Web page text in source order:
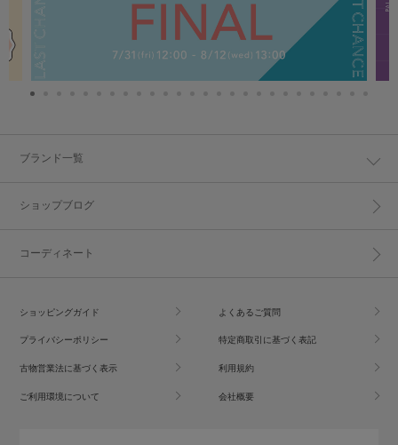
ブランド一覧
ショップブログ
コーディネート
ショッピングガイド よくあるご質問
プライバシーポリシー 特定商取引に基づく表記
古物営業法に基づく表示 利用規約
ご利用環境について 会社概要